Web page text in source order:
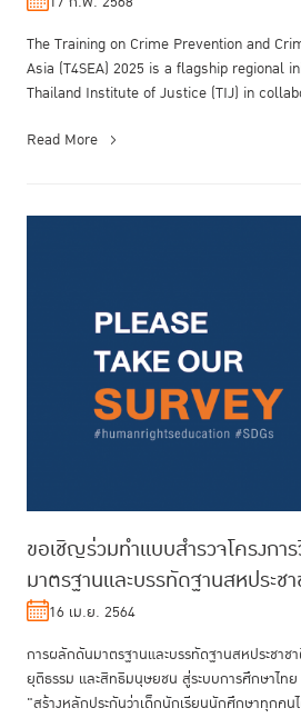
The Training on Crime Prevention and
Asia (T4SEA) 2025 is a flagship regional
Thailand Institute of Justice (TIJ) in
Read More
ขอเชิญร่วมทำแบบสำรวจโครงก
มาตรฐานและบรรทัดฐานสหประช
ความยุติธรรม และสิทธิมนุษยชน ส...
16 เม.ย. 2564
การผลักดันมาตรฐานและบรรทัดฐานสหประชา
ยุติธรรม และสิทธิมนุษยชน สู่ระบบการศึกษาไท
"สร้างหลักประกันว่าเด็กนักเรียนนักศึกษาทุกคน